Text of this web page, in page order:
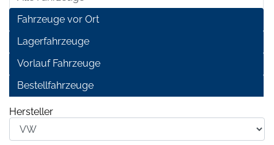
Fahrzeuge vor Ort
Lagerfahrzeuge
Vorlauf Fahrzeuge
Bestellfahrzeuge
Hersteller